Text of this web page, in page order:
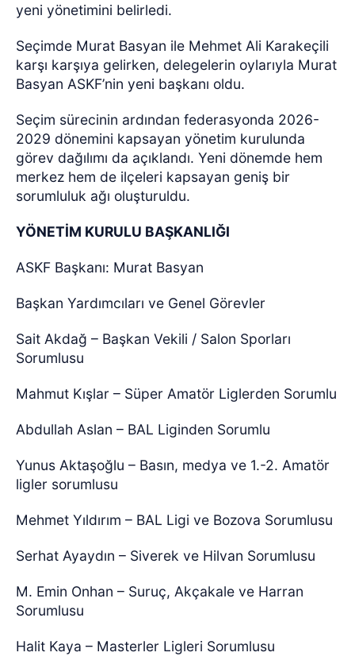
yeni yönetimini belirledi.
Seçimde Murat Basyan ile Mehmet Ali Karakeçili
karşı karşıya gelirken, delegelerin oylarıyla Murat
Basyan ASKF’nin yeni başkanı oldu.
Seçim sürecinin ardından federasyonda 2026-
2029 dönemini kapsayan yönetim kurulunda
görev dağılımı da açıklandı. Yeni dönemde hem
merkez hem de ilçeleri kapsayan geniş bir
sorumluluk ağı oluşturuldu.
YÖNETİM KURULU BAŞKANLIĞI
ASKF Başkanı: Murat Basyan
Başkan Yardımcıları ve Genel Görevler
Sait Akdağ – Başkan Vekili / Salon Sporları
Sorumlusu
Mahmut Kışlar – Süper Amatör Liglerden Sorumlu
Abdullah Aslan – BAL Liginden Sorumlu
Yunus Aktaşoğlu – Basın, medya ve 1.-2. Amatör
ligler sorumlusu
Mehmet Yıldırım – BAL Ligi ve Bozova Sorumlusu
Serhat Ayaydın – Siverek ve Hilvan Sorumlusu
M. Emin Onhan – Suruç, Akçakale ve Harran
Sorumlusu
Halit Kaya – Masterler Ligleri Sorumlusu